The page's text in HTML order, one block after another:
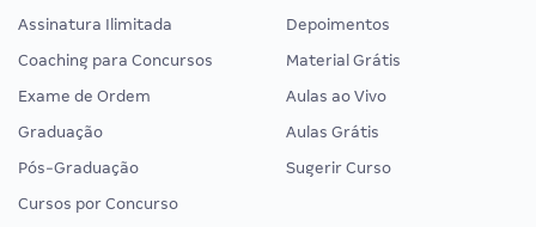
Assinatura Ilimitada
Coaching para Concursos
Exame de Ordem
Graduação
Pós-Graduação
Cursos por Concurso
Depoimentos
Material Grátis
Aulas ao Vivo
Aulas Grátis
Sugerir Curso